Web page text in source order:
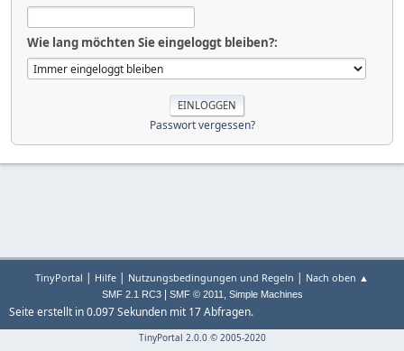
Wie lang möchten Sie eingeloggt bleiben?:
Passwort vergessen?
TinyPortal | Hilfe | Nutzungsbedingungen und Regeln | Nach oben ▲
SMF 2.1 RC3| SMF © 2011, Simple Machines
Seite erstellt in 0.097 Sekunden mit 17 Abfragen.
TinyPortal 2.0.0© 2005-2020